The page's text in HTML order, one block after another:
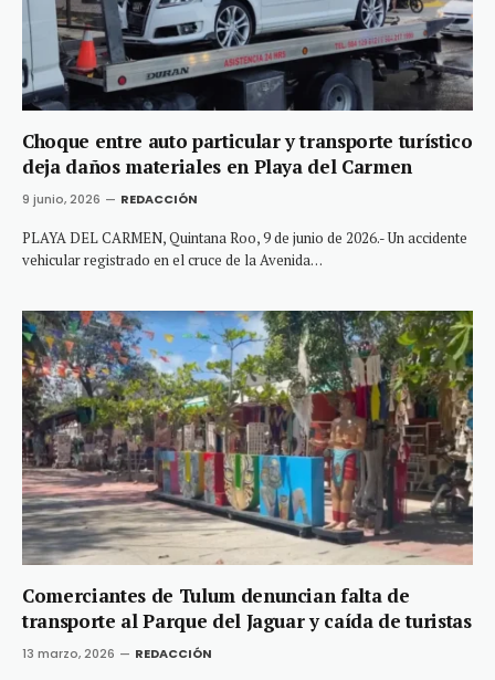
Choque entre auto particular y transporte turístico
deja daños materiales en Playa del Carmen
9 junio, 2026 REDACCIÓN
PLAYA DEL CARMEN, Quintana Roo, 9 de junio de 2026.- Un accidente
vehicular registrado en el cruce de la Avenida…
Comerciantes de Tulum denuncian falta de
transporte al Parque del Jaguar y caída de turistas
13 marzo, 2026 REDACCIÓN